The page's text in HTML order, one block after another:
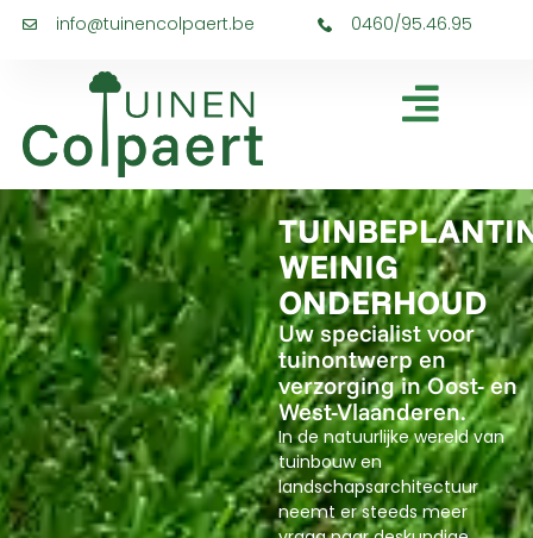
info@tuinencolpaert.be 0460/95.46.95
WEINIG
ONDERHOUD
Uw specialist voor
tuinontwerp en
verzorging in Oost- en
West-Vlaanderen.
In de natuurlijke wereld van
tuinbouw en
landschapsarchitectuur
neemt er steeds meer